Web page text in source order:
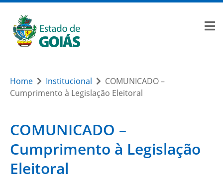
Home Institucional
COMUNICADO –
Cumprimento à Legislação Eleitoral
COMUNICADO –
Cumprimento à Legislação
Eleitoral